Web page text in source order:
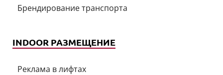
Брендирование транспорта
INDOOR РАЗМЕЩЕНИЕ
Реклама в лифтах